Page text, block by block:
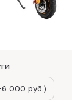
6 000 руб.)